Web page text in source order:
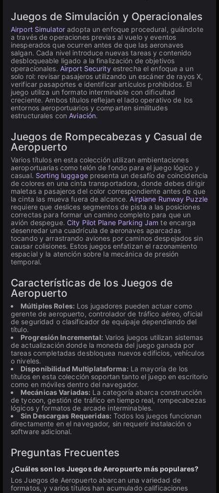
Juegos de Simulación y Operacionales
Airport Simulator adopta un enfoque procedural, guiándote
a través de operaciones previas al vuelo y eventos
inesperados que ocurren antes de que las aeronaves
salgan. Cada nivel introduce nuevas tareas y contenido
desbloqueable ligado a la finalización de objetivos
operacionales. Airport Securityestrecha el enfoque a un
solo rol: revisar pasajeros utilizando un escáner de rayos X,
verificar pasaportes e identificar artículos prohibidos. El
juego utiliza un formato interminable con dificultad
creciente. Ambos títulos reflejan el lado operativo de los
entornos aeroportuarios y comparten similitudes
estructurales conAviación.
Juegos de Rompecabezas y Casual de
Aeropuerto
Varios títulos en esta colección utilizan ambientaciones
aeroportuarias como telón de fondo para el juego lógico y
casual. Sorting luggagepresenta un desafío de coincidencia
de colores en una cinta transportadora, donde debes dirigir
maletas a pasajeros del color correspondiente antes de que
la cinta las mueva fuera de alcance.Airplane Runway Puzzle
requiere que deslices segmentos de pista a las posiciones
correctas para formar un camino completo para que un
avión despegue. City Pilot Plane Parking Jam te encarga
desenredar una cuadrícula de aeronaves aparcadas
tocando y arrastrando aviones por caminos despejados sin
causar colisiones. Estos juegos enfatizan el razonamiento
espacial y la atención sobre la mecánica de presión
temporal.
Características de los Juegos de
Aeropuerto
Múltiples Roles: Los jugadores pueden actuar como
gerente de aeropuerto, controlador de tráfico aéreo, oficial
de seguridad o clasificador de equipaje dependiendo del
título.
Progresión Incremental: Varios juegos utilizan sistemas
de actualización donde la moneda del juego ganada por
tareas completadas desbloquea nuevos edificios, vehículos
o niveles.
Disponibilidad Multiplataforma: La mayoría de los
títulos en esta colección soportan tanto el juego en escritorio
como en móviles dentro del navegador.
Mecánicas Variadas: La categoría abarca construcción
de tycoon, gestión de tráfico en tiempo real, rompecabezas
lógicos y formatos de arcade interminables.
Sin Descargas Requeridas: Todos los juegos funcionan
directamente en el navegador, sin requerir instalación o
software adicional.
Preguntas Frecuentes
¿Cuáles son los Juegos de Aeropuerto más populares?
Los Juegos de Aeropuerto abarcan una variedad de
formatos, y varios títulos han acumulado calificaciones